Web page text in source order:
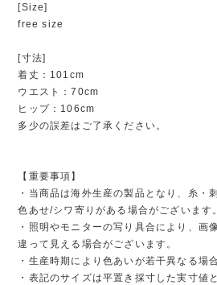
[Size]
free size
[寸法]
着丈：101cm
ウエスト：70cm
ヒップ：106cm
多少の誤差はご了承ください。
【重要事項】
・当商品は海外生産の製品となり、糸・
色あせ/シワ寄りがある場合がございます。
・照明やモニターの写り具合により、画
違って見える場合がございます。
・生産時期により色あいが若干異なる場
・表記のサイズは平置き採寸した実寸値